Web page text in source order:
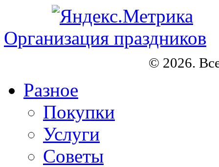
Организация праздников
© 2026.
Разное
Покупки
Услуги
Советы